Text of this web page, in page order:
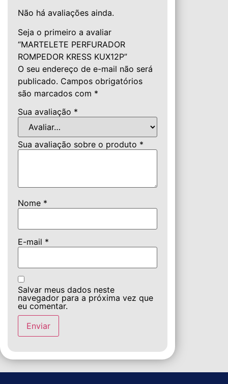
Não há avaliações ainda.
Seja o primeiro a avaliar
“MARTELETE PERFURADOR
ROMPEDOR KRESS KUX12P”
O seu endereço de e-mail não será
publicado. Campos obrigatórios
são marcados com *
Sua avaliação *
Sua avaliação sobre o produto *
Nome *
E-mail *
Salvar meus dados neste
navegador para a próxima vez que
eu comentar.